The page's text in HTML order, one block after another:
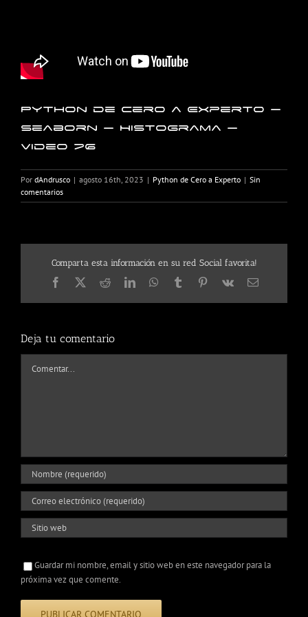
Python de Cero a Experto –
Seaborn – Histograma –
Video 76
Por dAndrusco | agosto 16th, 2023 | Python de Cero a Experto | Sin
comentarios
Comparta esta información en su red Social favorita!
Facebook
X RedditLinkedInWhatsApp
TumblrPinterest
Vk
Correo
Deja tu comentario
Guardar mi nombre, email y sitio web en este navegador para la
próxima vez que comente.